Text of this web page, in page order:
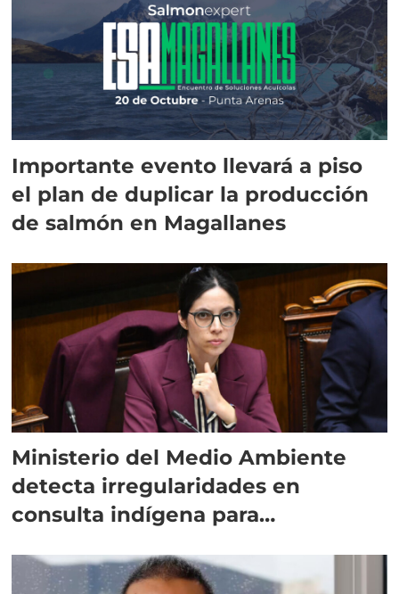
Importante evento llevará a piso
el plan de duplicar la producción
de salmón en Magallanes
Ministerio del Medio Ambiente
detecta irregularidades en
consulta indígena para